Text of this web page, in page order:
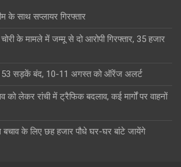
के साथ सप्लायर गिरफ्तार
के मामले में जम्मू से दो आरोपी गिरफ्तार, 35 हजार
सड़कें बंद, 10-11 अगस्त को ऑरेंज अलर्ट
को लेकर रांची में ट्रैफिक बदलाव, कई मार्गों पर वाहनों
के लिए छह हजार पौधे घर-घर बांटे जायेंगे